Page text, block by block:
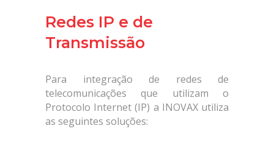
Redes IP e de
Transmissão
Para integração de redes de
telecomunicações que utilizam o
Protocolo Internet (IP) a INOVAX utiliza
as seguintes soluções: